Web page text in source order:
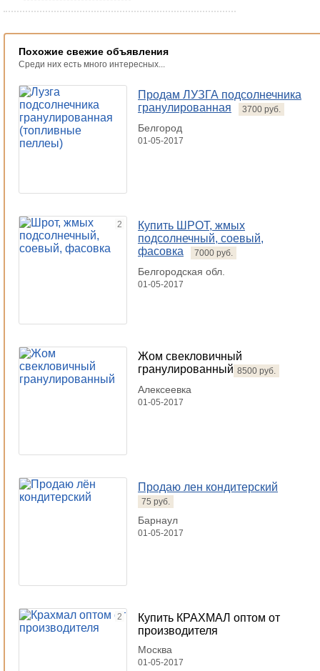
Похожие свежие объявления
Среди них есть много интересных...
Продам ЛУЗГА подсолнечника
гранулированная
3700 руб.
Белгород
01-05-2017
2
Купить ШРОТ, жмых
подсолнечный, соевый,
фасовка
7000 руб.
Белгородская обл.
01-05-2017
Жом свекловичный
гранулированный 8500 руб.
Алексеевка
01-05-2017
Продаю лен кондитерский
75 руб.
Барнаул
01-05-2017
2
Купить КРАХМАЛ оптом от
производителя
Москва
01-05-2017